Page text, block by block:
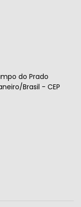
do Prado
Brasil - CEP